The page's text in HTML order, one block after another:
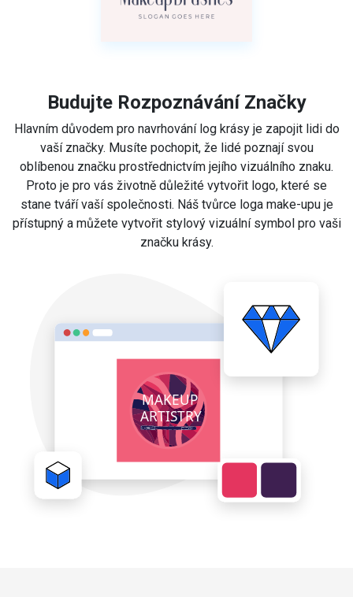
Budujte Rozpoznávání Značky
Hlavním důvodem pro navrhování log krásy je zapojit lidi do
vaší značky. Musíte pochopit, že lidé poznají svou
oblíbenou značku prostřednictvím jejího vizuálního znaku.
Proto je pro vás životně důležité vytvořit logo, které se
stane tváří vaší společnosti. Náš tvůrce loga make-upu je
přístupný a můžete vytvořit stylový vizuální symbol pro vaši
značku krásy.